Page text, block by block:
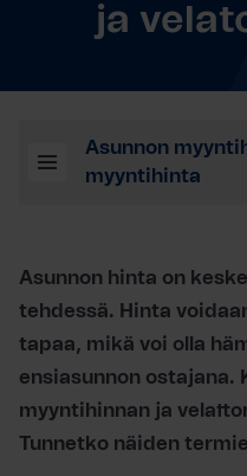
ja
Asunnon
myyntihinta
Asunnon hinta on
tehdessä. Hinta
tapaa, mikä voi olla
ensiasunnon ostajana.
myyntihinnan ja
Tunnetko näiden